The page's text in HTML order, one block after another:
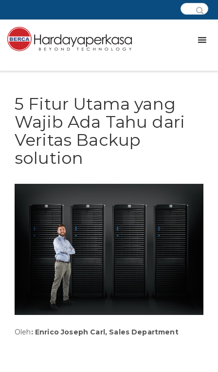
5 Fitur Utama yang
Wajib Ada Tahu dari
Veritas Backup
solution
Oleh: Enrico Joseph Carl, Sales Department